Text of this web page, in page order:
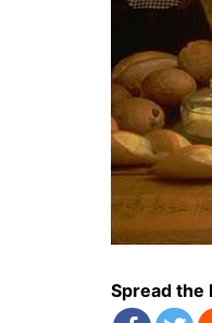
Spread the